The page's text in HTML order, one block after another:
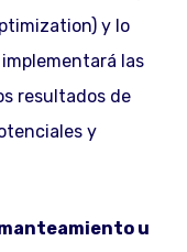
y lo
las
resultados de
y
u